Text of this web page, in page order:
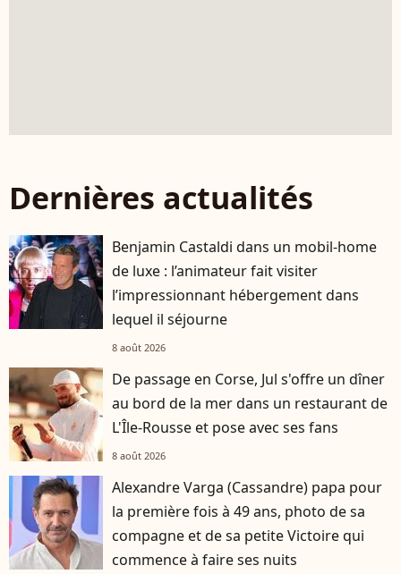
Dernières actualités
Benjamin Castaldi dans un mobil-home
de luxe : l’animateur fait visiter
l’impressionnant hébergement dans
lequel il séjourne
8 août 2026
De passage en Corse, Jul s'offre un dîner
au bord de la mer dans un restaurant de
L'Île-Rousse et pose avec ses fans
8 août 2026
Alexandre Varga (Cassandre) papa pour
la première fois à 49 ans, photo de sa
compagne et de sa petite Victoire qui
commence à faire ses nuits